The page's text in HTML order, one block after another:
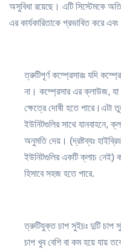
অসুবিধা রয়েছে। এটি সিস্টেমকে
এর কার্যকারিতাকে প্রভাবিত করে
ত্রুটিপূর্ণ কম্প্রেসারঃ যদি
না। কম্প্রেসার এর ক্লাউজ,
ক্ষেত্রে দোষী হতে পারে।এটা
ইউনিটগুলির সাথে যানবাহনে,
অনুমতি দেয়। (দ্রষ্টব্যঃ
ইউনিটগুলির একটি ক্লাচ নেই)
হিসাবে সহজ হতে পারে.
ত্রুটিযুক্ত চাপ সুইচঃ দুটি চাপ
চাপ খুব বেশি বা কম হয়ে যায়